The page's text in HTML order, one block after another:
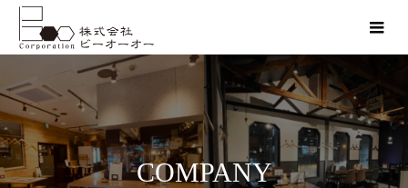
COMPANY